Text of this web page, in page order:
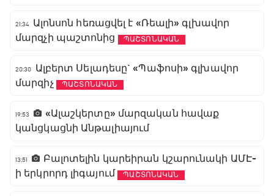
21:34 Ալոնսոն հեռացվել է «Ռեալի» գլխավոր
մարզչի պաշտոնից
ՊԱՇՏՈՆԱԿԱՆ
20:30
Ալբերտ Սելադեսը` «Պաֆոսի» գլխավոր
մարզիչ
ՊԱՇՏՈՆԱԿԱՆ
19:53
«Ալաշկերտը» մարզական հավաք
կանցկացնի Անթալիայում
13:51
Բալոտելին կարեիրան կշարունակի ԱՄԷ-
ի երկրորդ լիգայում
ՊԱՇՏՈՆԱԿԱՆ